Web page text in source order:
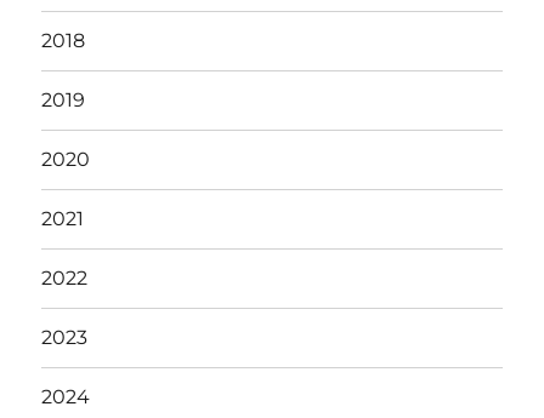
2018
2019
2020
2021
2022
2023
2024